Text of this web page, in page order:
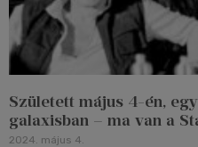
Született május 4-én,
galaxisban – ma van a
2024. május 4.